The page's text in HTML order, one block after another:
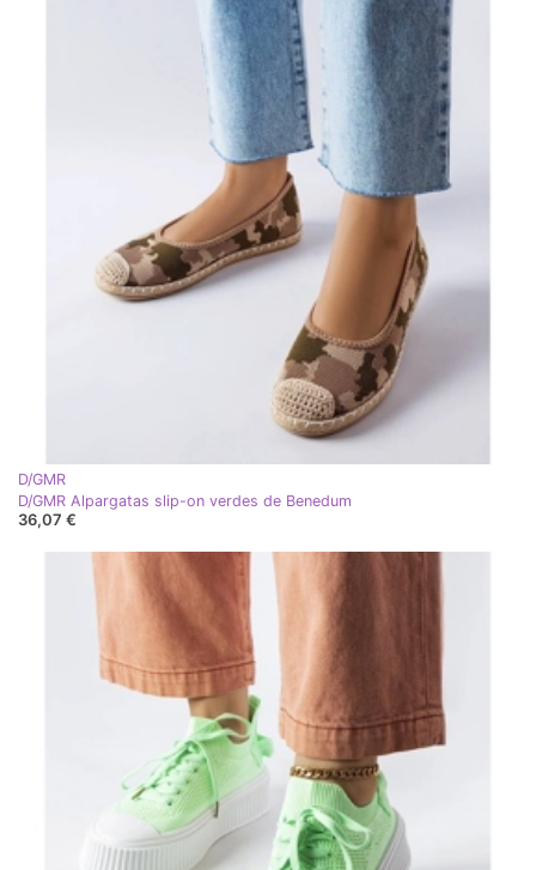
D/GMR
D/GMR Alpargatas slip-on verdes de Benedum
36,07 €